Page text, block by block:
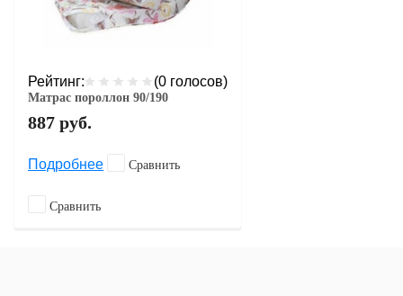
Рейтинг: (0 голосов)
Матрас пороллон 90/190
887 руб.
Подробнее Сравнить
Сравнить